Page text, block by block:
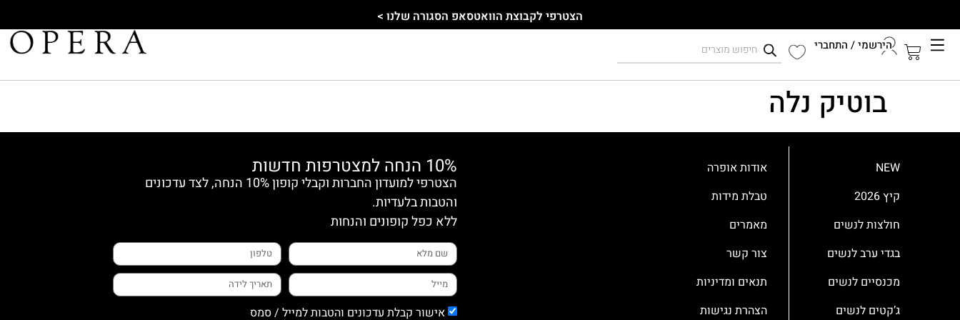
הצטרפי לקבוצת הוואטסאפ הסגורה שלנו >
הירשמי / התחברי
בוטיק נלה
NEW
קיץ 2026
חולצות לנשים
בגדי ערב לנשים
מכנסיים לנשים
ג’קטים לנשים
אודות אופרה
טבלת מידות
מאמרים
צור קשר
תנאים ומדיניות
הצהרת נגישות
10% הנחה למצטרפות חדשות
הצטרפי למועדון החברות וקבלי קופון 10% הנחה, לצד עדכונים
והטבות בלעדיות.
ללא כפל קופונים והנחות
אישור קבלת עדכונים והטבות למייל / סמס